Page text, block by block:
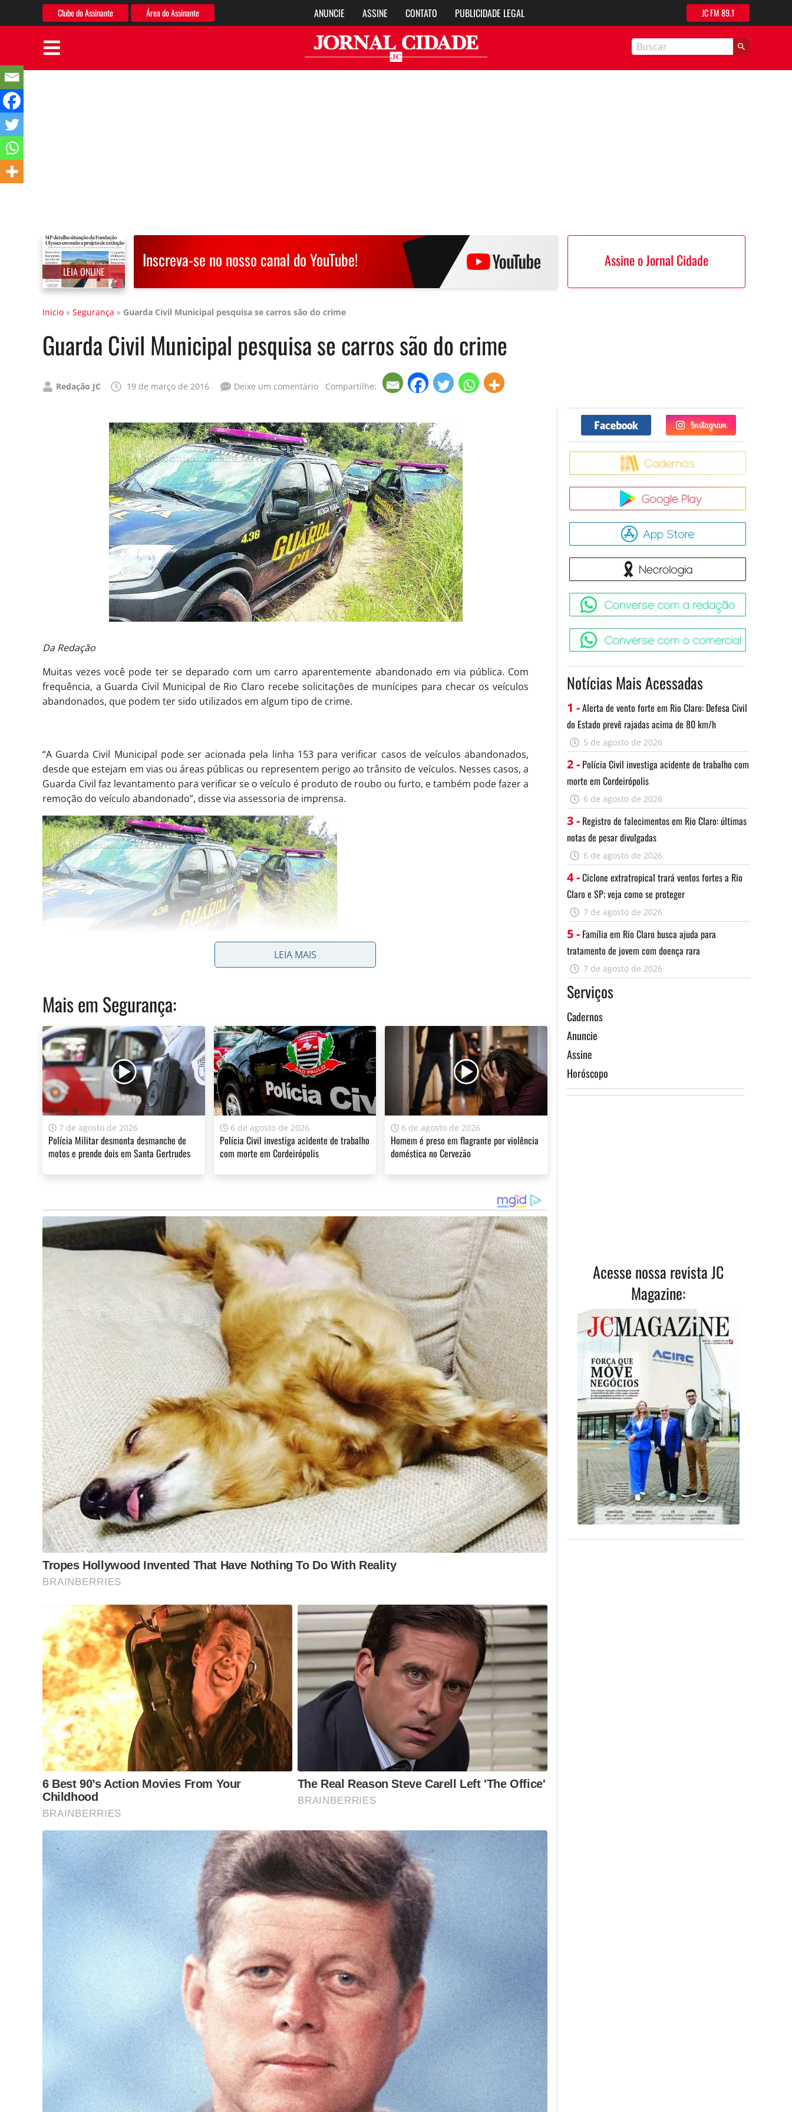
Clube do Assinante Área do Assinante ANUNCIE ASSINE CONTATO PUBLICIDADE LEGAL JC FM 89.1
LEIA ONLINE
Inscreva-se no nosso canal do YouTube! Assine o Jornal Cidade
Início » Segurança » Guarda Civil Municipal pesquisa se carros são do crime
Guarda Civil Municipal pesquisa se carros são do crime
Publicado
Redação JC 19 de março de 2016 Deixe um comentário Compartilhe:
Da Redação
Muitas vezes você pode ter se deparado com um carro aparentemente abandonado em via pública. Com
frequência, a Guarda Civil Municipal de Rio Claro recebe solicitações de munícipes para checar os veículos
abandonados, que podem ter sido utilizados em algum tipo de crime.
“A Guarda Civil Municipal pode ser acionada pela linha 153 para verificar casos de veículos abandonados,
desde que estejam em vias ou áreas públicas ou representem perigo ao trânsito de veículos. Nesses casos, a
Guarda Civil faz levantamento para verificar se o veículo é produto de roubo ou furto, e também pode fazer a
remoção do veículo abandonado”, disse via assessoria de imprensa.
abandono, pode estar sujeito a leilão
Quando os carros não são oriundos de crime, a Guarda Municipal toma as medidas cabíveis de acordo com
o CTB (Código de Trânsito Brasileiro) e, dependendo da situação, o veículo pode ser levado para o pátio. Se o
proprietário não retira o veículo em um prazo de 90 dias, o carro passa a ser considerado ‘sucata’ e poderá
ir a leilão.
A sua assinatura é fundamental para continuarmos a oferecer informação de qualidade e credibilidade. Apoie o jornalismo
do Jornal Cidade. Clique aqui.
YouTube Assine
LEIA MAIS
Mais emSegurança:
7 de agosto de 2026
Polícia Militar desmonta desmanche de
motos e prende dois em Santa Gertrudes
6 de agosto de 2026
Polícia Civil investiga acidente de trabalho
com morte em Cordeirópolis
6 de agosto de 2026
Homem é preso em flagrante por violência
doméstica no Cervezão
Facebook Twitter
Notícias Mais Acessadas
1 -Alerta de vento forte em Rio Claro: Defesa Civil
do Estado prevê rajadas acima de 80 km/h
5 de agosto de 2026
2 - Polícia Civil investiga acidente de trabalho com
morte em Cordeirópolis
6 de agosto de 2026
3 - Registro de falecimentos em Rio Claro: últimas
notas de pesar divulgadas
6 de agosto de 2026
4 -Ciclone extratropical trará ventos fortes a Rio
Claro e SP; veja como se proteger
7 de agosto de 2026
5 - Família em Rio Claro busca ajuda para
tratamento de jovem com doença rara
7 de agosto de 2026
Serviços
Cadernos
Anuncie
Assine
Horóscopo
Acesse nossa revista JC
Magazine: